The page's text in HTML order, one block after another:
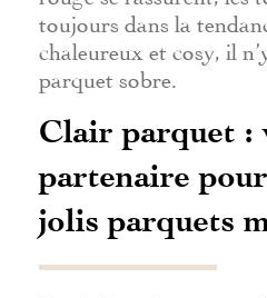
toujours dans la
chaleureux et cosy, il
parquet sobre.
Clair parquet :
partenaire
jolis parquets